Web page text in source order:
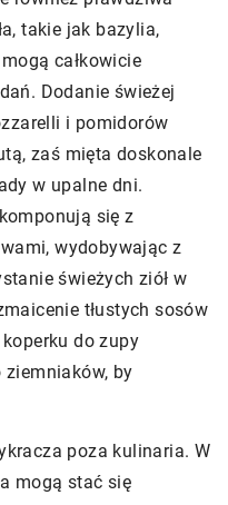
takie jak bazylia,
całkowicie
Dodanie świeżej
i pomidorów
zaś mięta doskonale
w upalne dni.
się z
wydobywając z
świeżych ziół w
tłustych sosów
do zupy
ziemniaków, by
poza kulinaria. W
mogą stać się